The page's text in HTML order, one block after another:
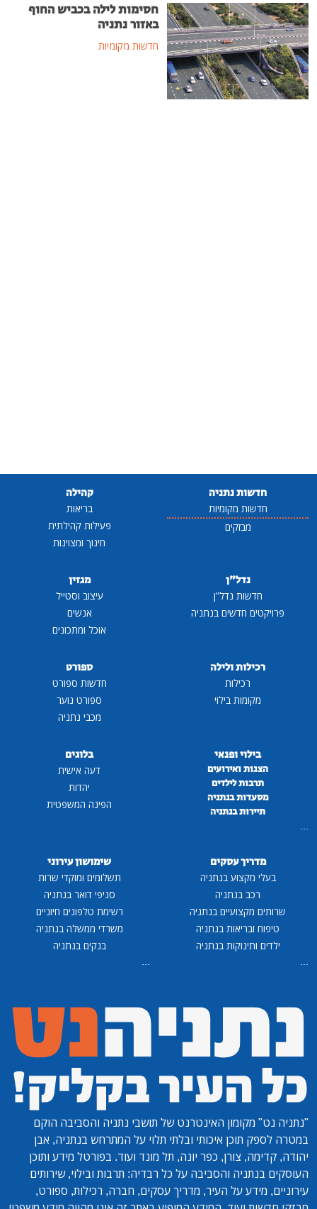
חסימות לילה בכביש החוף
באזור נתניה
חדשות מקומיות
חדשות נתניה
חדשות מקומיות
מבזקים
קהילה
בריאות
פעילות קהילתית
חינוך ומצוינות
נדל"ן
חדשות נדל"ן
פרויקטים חדשים בנתניה
מגזין
עיצוב וסטייל
אנשים
אוכל ומתכונים
רכילות ולילה
רכילות
מקומות בילוי
ספורט
חדשות ספורט
ספורט נוער
מכבי נתניה
בילוי ופנאי
הצגות ואירועים
תרבות לילדים
מסעדות בנתניה
תיירות בנתניה
בלוגים
דעה אישית
יהדות
הפינה המשפטית
מדריך עסקים
בעלי מקצוע בנתניה
רכב בנתניה
שרותים מקצועיים בנתניה
טיפוח ובריאות בנתניה
ילדים ותינוקות בנתניה
שימושון עירוני
תשלומים ומוקדי שרות
סניפי דואר בנתניה
רשימת טלפונים חיוניים
משרדי ממשלה בנתניה
בנקים בנתניה
"נתניה נט" מקומון האינטרנט של תושבי נתניה והסביבה הוקם
במטרה לספק תוכן איכותי ובלתי תלוי על המתרחש בנתניה, אבן
יהודה, קדימה, צורן, כפר יונה, תל מונד ועוד. בפורטל מידע ותוכן
העוסקים בנתניה והסביבה על כל רבדיה: תרבות ובילוי, שירותים
עירוניים, מידע על העיר, מדריך עסקים, חברה, רכילות, ספורט,